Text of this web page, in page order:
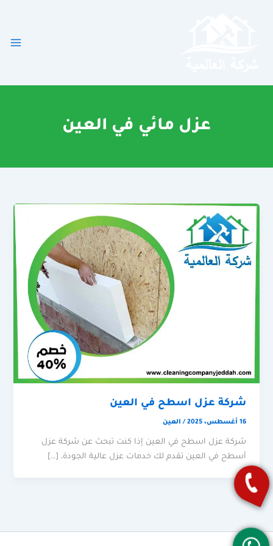
عزل مائي في العين
شركة عزل اسطح في العين
16 أغسطس، 2025 / العين
شركة عزل اسطح في العين إذا كنت تبحث عن شركة عزل
أسطح في العين تقدم لك خدمات عزل عالية الجودة، […]